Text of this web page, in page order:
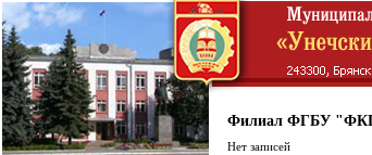
Филиал ФГБУ "ФКП
Нет записей